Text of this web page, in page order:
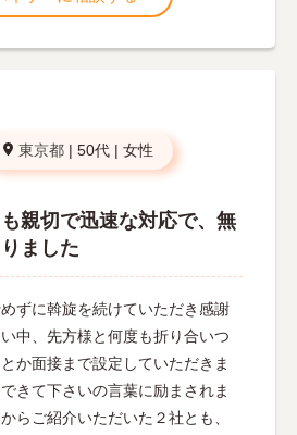
東京都 | 50代 | 女性
親切で迅速な対応で、無
ました
ずに斡旋を続けていただき感謝
中、先方様と何度も折り合いつ
か面接まで設定していただきま
きて下さいの言葉に励まされま
らご紹介いただいた２社とも、